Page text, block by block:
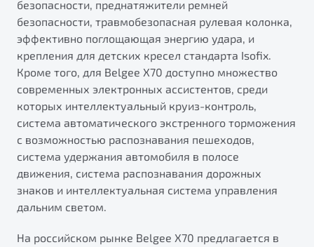
безопасности, преднатяжители ремней
безопасности, травмобезопасная рулевая колонка,
эффективно поглощающая энергию удара, и
крепления для детских кресел стандарта Isofix.
Кроме того, для Belgee X70 доступно множество
современных электронных ассистентов, среди
которых интеллектуальный круиз-контроль,
система автоматического экстренного торможения
с возможностью распознавания пешеходов,
система удержания автомобиля в полосе
движения, система распознавания дорожных
знаков и интеллектуальная система управления
дальним светом.
На российском рынке Belgee X70 предлагается в